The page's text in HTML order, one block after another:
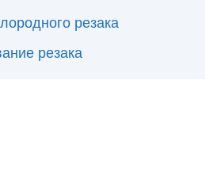
резака
резака